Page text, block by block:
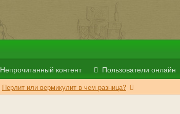
Непрочитанный контент Пользователи онлайн
Перлит или вермикулит в чем разница?